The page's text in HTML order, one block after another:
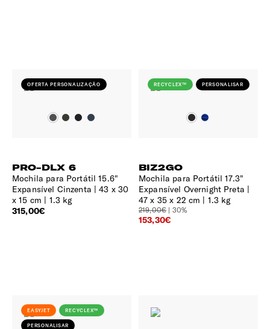
OFERTA PERSONALIZAÇÃO
PRO-DLX 6
Mochila para Portátil 15.6"
Expansível Cinzenta
43 x 30
x 15 cm | 1.3 kg
315,00€
RECYCLEX™ PERSONALISAR
BIZ2GO
Mochila para Portátil 17.3"
Expansível Overnight Preta
47 x 35 x 22 cm | 1.3 kg
219,00€ | 30%
153,30€
EASYJET RECYCLEX™
PERSONALISAR